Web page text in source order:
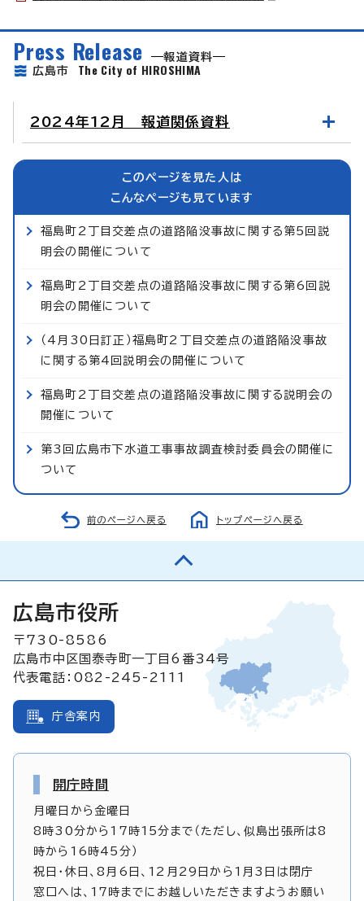
Press Release
報道資料
広島市 The City of HIROSHIMA
2024年12月 報道関係資料
このページを見た人は
こんなページも見ています
福島町2丁目交差点の道路陥没事故に関する第5回説
明会の開催について
福島町2丁目交差点の道路陥没事故に関する第6回説
明会の開催について
（4月30日訂正）福島町2丁目交差点の道路陥没事故
に関する第4回説明会の開催について
福島町2丁目交差点の道路陥没事故に関する説明会の
開催について
第3回広島市下水道工事事故調査検討委員会の開催に
ついて
前のページへ戻る トップページへ戻る
広島市役所
〒730-8586
広島市中区国泰寺町一丁目6番34号
代表電話：082-245-2111
庁舎案内
開庁時間
月曜日から金曜日
8時30分から17時15分まで（ただし、似島出張所は8
時から16時45分）
祝日・休日、8月6日、12月29日から1月3日は閉庁
窓口へは、17時までにお越しいただきますようお願い